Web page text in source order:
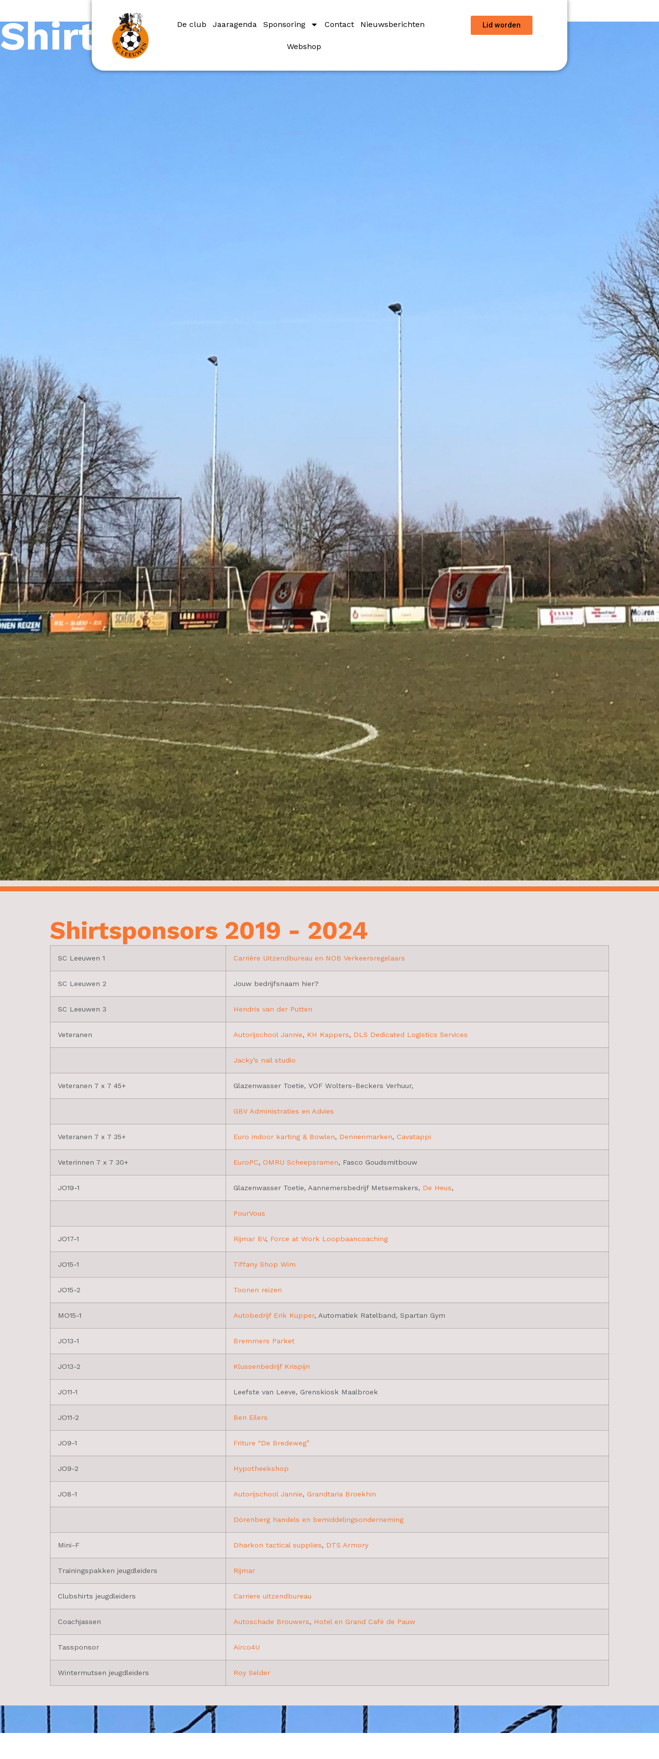
Lid worden
De club Jaaragenda Sponsoring Contact Nieuwsberichten
Webshop
Shirt­sponsors
Shirt­sponsors 2019 - 2024
SC Leeuwen 1 Carrière Uitzendbureau en NOB Verkeersregelaars
SC Leeuwen 2 Jouw bedrijfsnaam hier?
SC Leeuwen 3 Hendrix van der Putten
Veteranen Autorijschool Jannie, KH Kappers, DLS Dedicated Logistics Services
Jacky’s nail studio
Veteranen 7 x 7 45+ Glazenwasser Toetie, VOF Wolters-Beckers Verhuur,
GBV Administraties en Advies
Veteranen 7 x 7 35+ Euro indoor karting & Bowlen, Dennenmarken, Cavatappi
Veterinnen 7 x 7 30+ EuroPC, OMRU Scheepsramen, Fasco Goudsmitbouw
JO19-1 Glazenwasser Toetie, Aannemersbedrijf Metsemakers, De Heus,
PourVous
JO17-1 Rijmar BV, Force at Work Loopbaancoaching
JO15-1 Tiffany Shop Wim
JO15-2 Toonen reizen
MO15-1 Autobedrijf Erik Küpper, Automatiek Ratelband, Spartan Gym
JO13-1 Bremmers Parket
JO13-2 Klussenbedrijf Krispijn
JO11-1 Leefste van Leeve, Grenskiosk Maalbroek
JO11-2 Ben Eilers
JO9-1 Friture “De Bredeweg”
JO9-2 Hypotheekshop
JO8-1 Autorijschool Jannie, Grandtaria Broekhin
Dörenberg handels en bemiddelingsonderneming
Mini-F Dharkon tactical supplies, DTS Armory
Trainingspakken jeugdleiders Rijmar
Clubshirts jeugdleiders Carriere uitzendbureau
Coachjassen Autoschade Brouwers, Hotel en Grand Café de Pauw
Tassponsor Airco4U
Wintermutsen jeugdleiders Roy Selder